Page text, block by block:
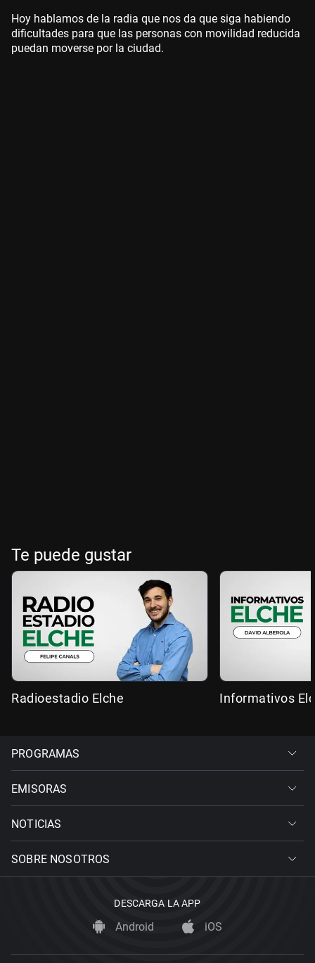
Hoy hablamos de la radia que nos da que siga habiendo
dificultades para que las personas con movilidad reducida
puedan moverse por la ciudad.
Te puede gustar
Radioestadio Elche Informativos
PROGRAMAS
EMISORAS
NOTICIAS
SOBRE NOSOTROS
DESCARGA LA APP
Android iOS